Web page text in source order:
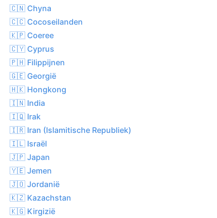
🇨🇳 Chyna
🇨🇨 Cocoseilanden
🇰🇵 Coeree
🇨🇾 Cyprus
🇵🇭 Filippijnen
🇬🇪 Georgië
🇭🇰 Hongkong
🇮🇳 India
🇮🇶 Irak
🇮🇷 Iran (Islamitische Republiek)
🇮🇱 Israël
🇯🇵 Japan
🇾🇪 Jemen
🇯🇴 Jordanië
🇰🇿 Kazachstan
🇰🇬 Kirgizië